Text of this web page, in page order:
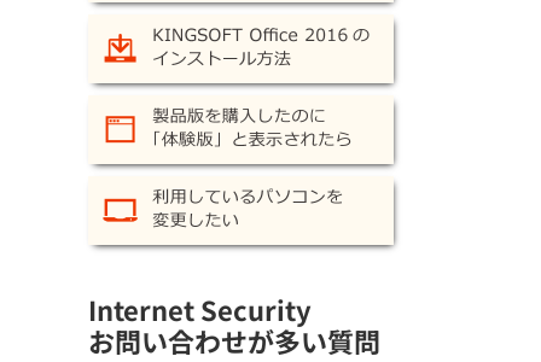
Internet Security
お問い合わせが多い質問